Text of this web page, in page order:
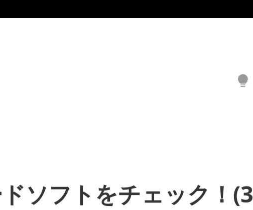
ソフトをチェック！(3